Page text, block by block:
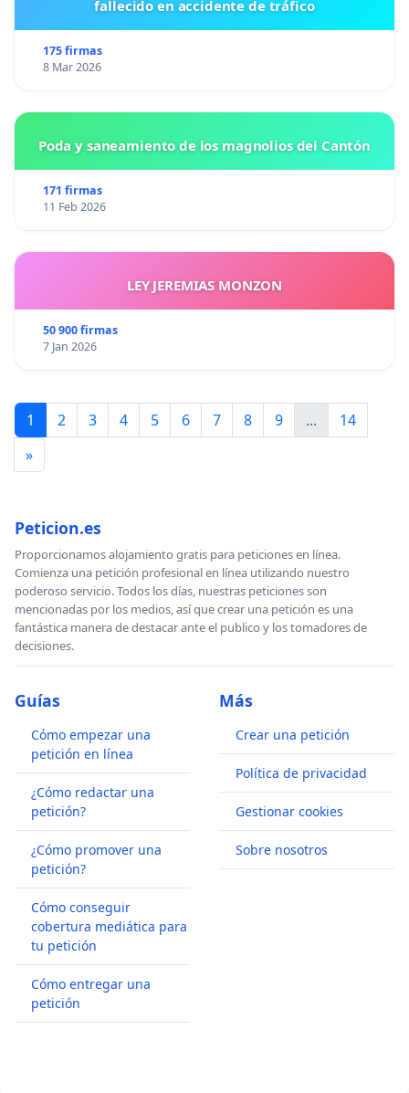
fallecido en accidente de tráfico
175 firmas
8 Mar 2026
Poda y saneamiento de los magnolios del Cantón
171 firmas
11 Feb 2026
LEY JEREMIAS MONZON
50 900 firmas
7 Jan 2026
1 2 3 4 5 6 7 8 9 ...
14
»
Peticion.es
Proporcionamos alojamiento gratis para peticiones en línea.
Comienza una petición profesional en línea utilizando nuestro
poderoso servicio. Todos los días, nuestras peticiones son
mencionadas por los medios, así que crear una petición es una
fantástica manera de destacar ante el publico y los tomadores de
decisiones.
Guías
Cómo empezar una
petición en línea
¿Cómo redactar una
petición?
¿Cómo promover una
petición?
Cómo conseguir
cobertura mediática para
tu petición
Cómo entregar una
petición
Más
Crear una petición
Política de privacidad
Gestionar cookies
Sobre nosotros